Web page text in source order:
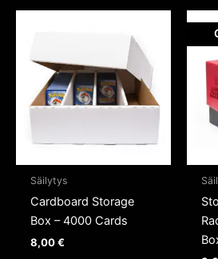
Säilytys
Cardboard Storage
Box – 4000 Cards
8,00€